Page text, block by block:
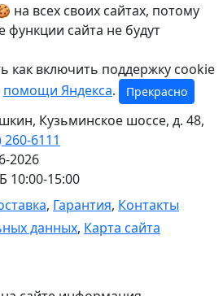
на всех своих сайтах, потому
функции сайта не будут
как включить поддержку cookie
помощи Яндекса. Прекрасно
Кузьминское шоссе, д. 48,
260-6111
2026
10:00-15:00
, Гарантия, Контакты
данных, Карта сайта